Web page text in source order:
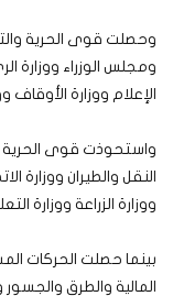
ومجلس الوزراء ووزارة
الإعلام ووزارة الأوقاف
واستحوذت قوى الحرية
النقل والطيران ووزارة
ووزارة الزراعة ووزارة
بينما حصلت الحركات
المالية والطرق والجسور